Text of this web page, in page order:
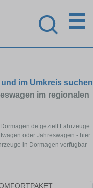
☰
im Umkreis suchen
im regionalen
gezielt Fahrzeuge
oder Jahreswagen - hier
in Dormagen verfügbar